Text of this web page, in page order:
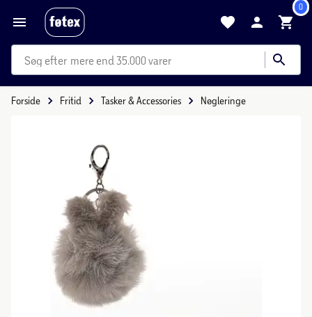
0
mere end 35.000 varer
Forside Fritid Tasker & Accessories Nøgleringe